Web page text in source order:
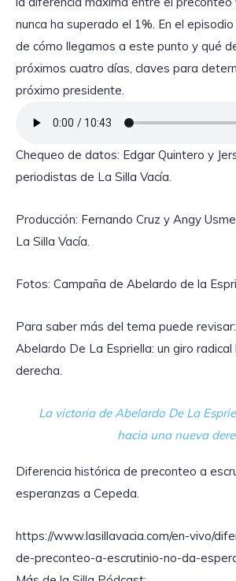
nunca ha superado el 1%. En el
de cómo llegamos a este punto y qué
próximos cuatro días, claves para
próximo presidente.
Chequeo de datos: Edgar Quintero y
periodistas de La Silla Vacía.
Producción: Fernando Cruz y Angy
La Silla Vacía.
Fotos: Campaña de Abelardo de la
Para saber más del tema puede
Abelardo De La Espriella: un giro radical
derecha.
La victoria de Abelardo De La
hacia una nueva
Diferencia histórica de preconteo a
esperanzas a Cepeda.
https://www.lasillavacia.com/en-vivo/
de-preconteo-a-escrutinio-no-da-